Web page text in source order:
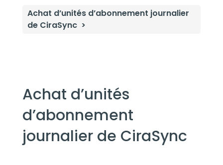
Achat d’unités d’abonnement journalier
de CiraSync
Achat d’unités
d’abonnement
journalier de CiraSync